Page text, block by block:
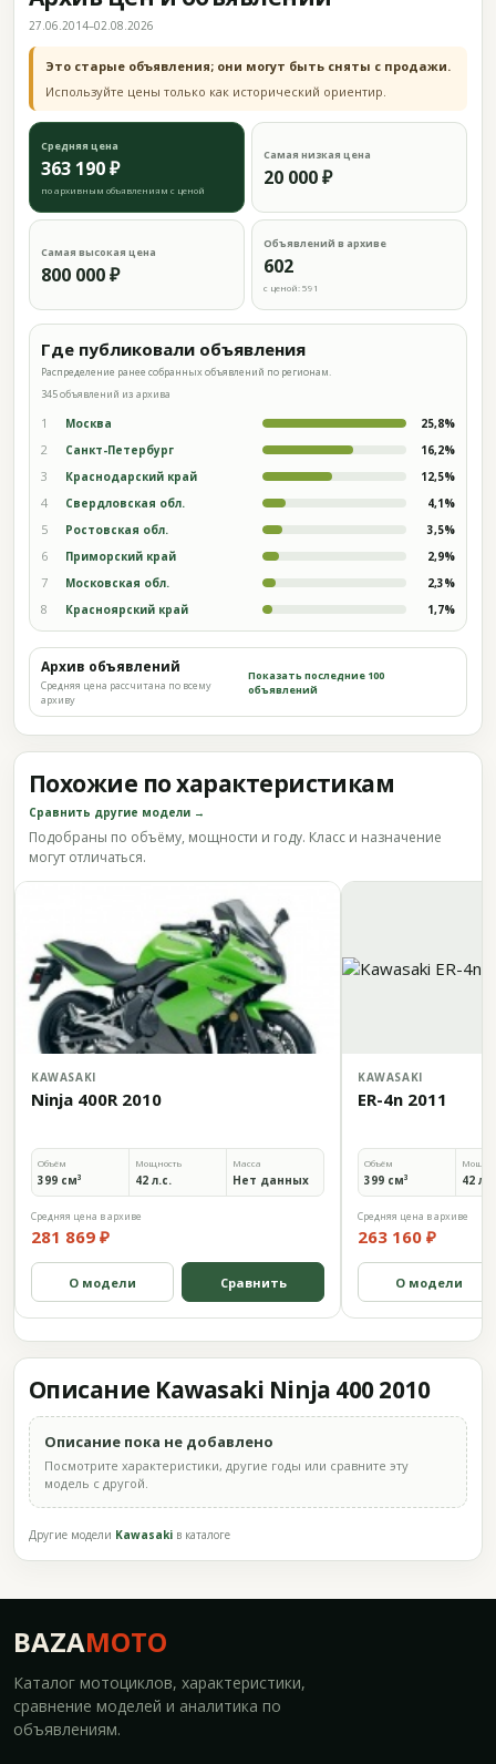
27.06.2014–02.08.2026
Это старые объявления; они могут быть сняты с продажи.
Используйте цены только как исторический ориентир.
Средняя цена
363 190 ₽
по архивным объявлениям с ценой
Самая низкая цена
20 000 ₽
Самая высокая цена
800 000 ₽
Объявлений в архиве
602
с ценой: 591
Где публиковали объявления
Распределение ранее собранных объявлений по регионам.
345 объявлений из архива
1 Москва 25,8%
2 Санкт-Петербург 16,2%
3 Краснодарский край 12,5%
4 Свердловская обл. 4,1%
5 Ростовская обл. 3,5%
6 Приморский край 2,9%
7 Московская обл. 2,3%
8 Красноярский край 1,7%
Архив объявлений
Средняя цена рассчитана по всему
архиву
Показать последние 100
объявлений
Похожие по характеристикам
Сравнить другие модели →
Подобраны по объёму, мощности и году. Класс и назначение
могут отличаться.
KAWASAKI
Ninja 400R 2010
Объём
399 см³
Мощность
42 л.с.
Масса
Нет данных
Средняя цена в архиве
281 869 ₽
О модели Сравнить
KAWASAKI
ER-4n 2011
Объём
399 см³ 42
Средняя цена в архиве
263 160 ₽
О модели
Описание Kawasaki Ninja 400 2010
Описание пока не добавлено
Посмотрите характеристики, другие годы или сравните эту
модель с другой.
Другие модели Kawasaki в каталоге
BAZAMOTO
Каталог мотоциклов, характеристики,
сравнение моделей и аналитика по
объявлениям.